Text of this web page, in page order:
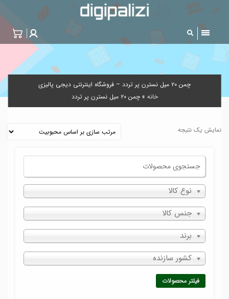
چمن ۲۰ میل نسترن پر تردد – فروشگاه اینترنتی دیجی پالیزی
خانه »چمن ۲۰ میل نسترن پر تردد
نمایش یک نتیجه
نوع کالا
جنس کالا
برند
کشور سازنده
فیلتر محصولات